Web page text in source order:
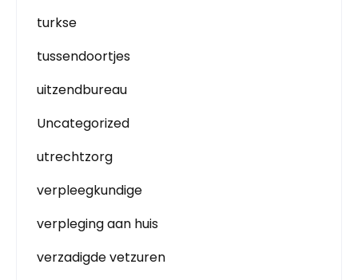
turkse
tussendoortjes
uitzendbureau
Uncategorized
utrechtzorg
verpleegkundige
verpleging aan huis
verzadigde vetzuren